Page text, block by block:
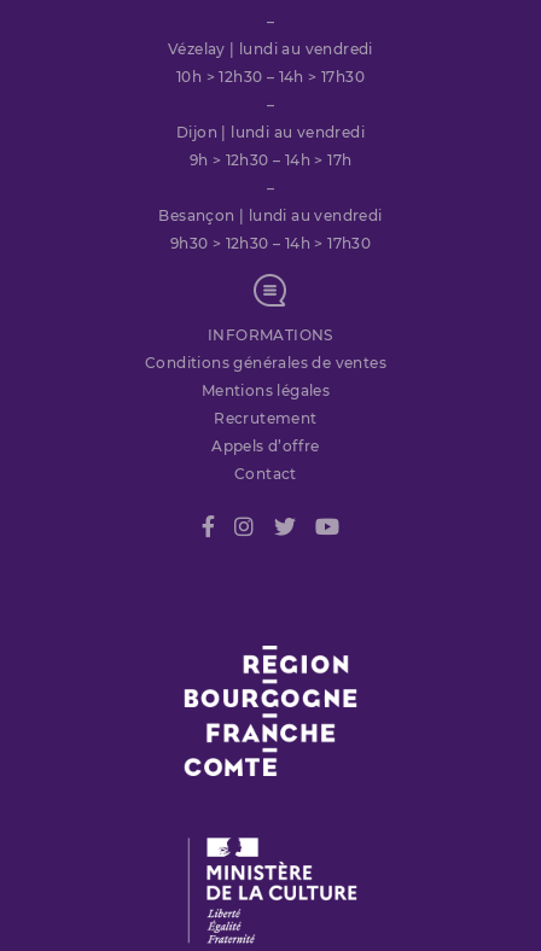
–
Vézelay | lundi au vendredi
10h > 12h30 – 14h > 17h30
–
Dijon | lundi au vendredi
9h > 12h30 – 14h > 17h
–
Besançon | lundi au vendredi
9h30 > 12h30 – 14h > 17h30
INFORMATIONS
Conditions générales de ventes
Mentions légales
Recrutement
Appels d’offre
Contact